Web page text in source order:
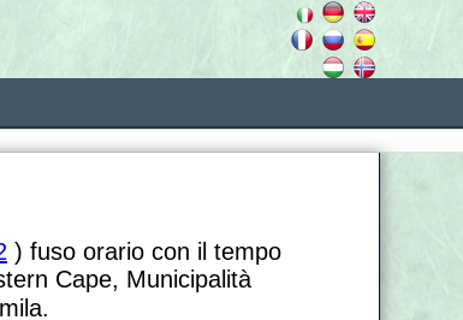
) fuso orario con il tempo
Cape, Municipalità
mila.